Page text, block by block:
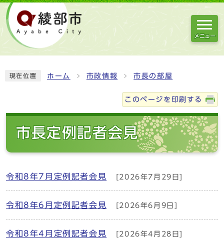
メニュー
現在位置 ホーム 市政情報 市長の部屋
このページを印刷する
市長定例記者会見
令和8年7月定例記者会見 [2026年7月29日]
令和8年6月定例記者会見 [2026年6月9日]
令和8年4月定例記者会見 [2026年4月28日]